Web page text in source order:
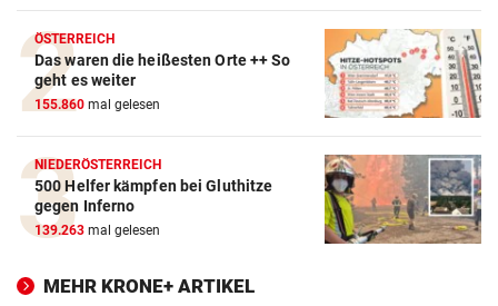
ÖSTERREICH
Das waren die heißesten Orte ++ So
geht es weiter
155.860 mal gelesen
NIEDERÖSTERREICH
500 Helfer kämpfen bei Gluthitze
gegen Inferno
139.263 mal gelesen
MEHR KRONE+ ARTIKEL